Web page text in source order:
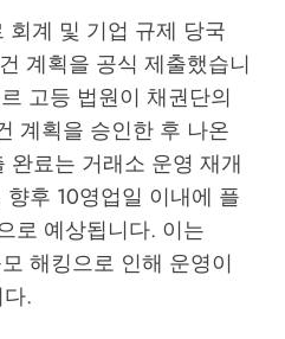
회계 및 기업 규제 당국
계획을 공식 제출했습니
고등 법원이 채권단의
계획을 승인한 후 나온
완료는 거래소 운영 재개
후 10영업일 이내에 플
로 예상됩니다. 이는
해킹으로 인해 운영이
.